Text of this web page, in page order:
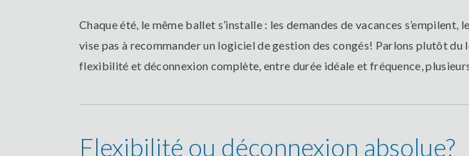
Chaque été, le même ballet s’installe : les demandes de vacances
vise pas à recommander un logiciel de gestion des congés! Parlons plutôt
flexibilité et déconnexion complète, entre durée idéale et fréquence,
Flexibilité ou déconnexion absolue?